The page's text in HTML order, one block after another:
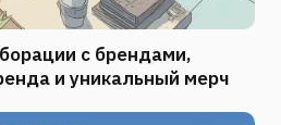
с брендами,
и уникальный мерч